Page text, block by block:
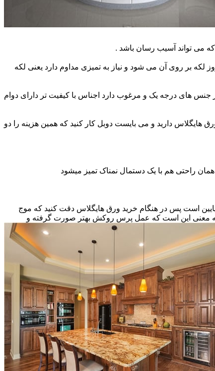
می تواند آسیب رسان باشد .
بر روی آن می شود و نیاز به تمیزی مداوم دارد یعنی لکه
جنس های درجه یک و مرغوب دارد اجناس با کیفیت تر دارای دوام
هایگلاس دارید و می بایست دوبل کار کنید که همین هزینه را دو
راحتی هم با یک دستمال نمناک تمیز میشود
است پس در هنگام خرید ورق هایگلاس دقت کنید که موج
به معنی این است که عمل پرس روکش بهتر صورت گرفته و